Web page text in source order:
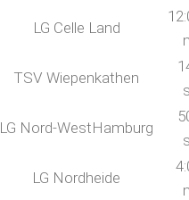
LG Celle Land
TSV Wiepenkathen
LG Nord-WestHamburg
LG Nordheide